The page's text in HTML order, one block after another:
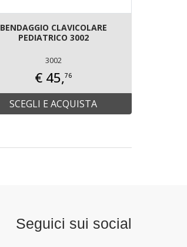
BENDAGGIO CLAVICOLARE
PEDIATRICO 3002
3002
€ 45,76
SCEGLI E ACQUISTA
Seguici sui social